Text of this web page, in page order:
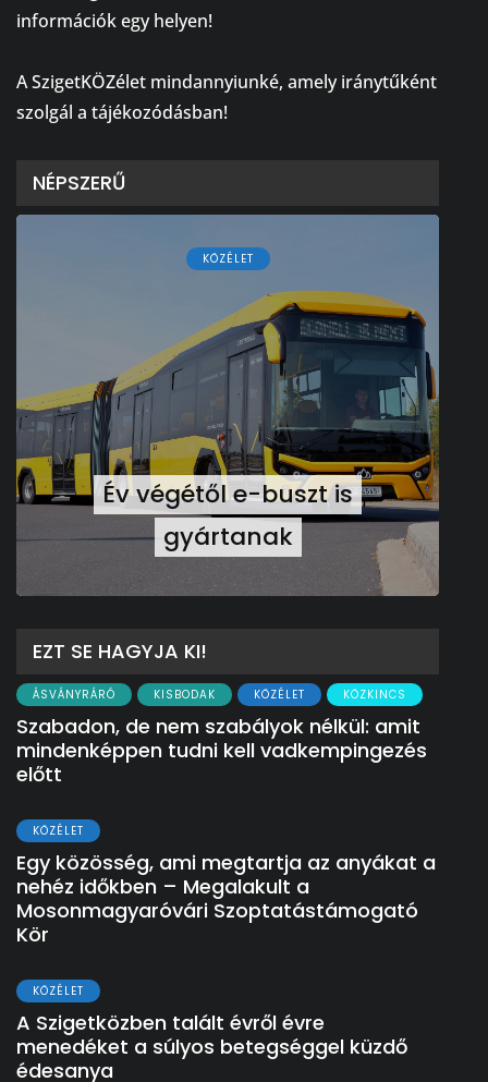
információk egy helyen!
A SzigetKÖZélet mindannyiunké, amely iránytűként
szolgál a tájékozódásban!
NÉPSZERŰ
KÖZÉLET
Év végétől e-buszt is
gyártanak
EZT SE HAGYJA KI!
ÁSVÁNYRÁRÓ KISBODAK KÖZÉLET KÖZKINCS
Szabadon, de nem szabályok nélkül: amit
mindenképpen tudni kell vadkempingezés
előtt
KÖZÉLET
Egy közösség, ami megtartja az anyákat a
nehéz időkben – Megalakult a
Mosonmagyaróvári Szoptatástámogató
Kör
KÖZÉLET
A Szigetközben talált évről évre
menedéket a súlyos betegséggel küzdő
édesanya